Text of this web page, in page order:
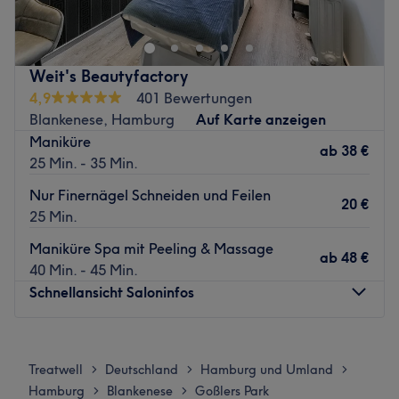
buche deinen Termin direkt und unkompliziert über die
Treatwell-App mit sofortiger Buchungsbestätigung.
Nächste öffentliche Verkehrsmittel:
Nur wenige Meter entfernt, befindet sich der Bahnhof
"Iserbrook" in Hamburg.
Das Team:
ausgebildeten Nageldesignern. Mit ihrer freundlichen
und zuvorkommenden Art machen sie es dir leicht, dich
direkt wohl zu fühlen. Neben Deutsch kannst du auch
Englisch und Vietnamesisch mit ihnen sprechen.
Was uns an dem Salon gefällt:
Extras: Gut zu erreichen, Haustiere erlaubt, kostenlose
Getränke zu deiner Behandlung.
Weit's Beautyfactory
4,9
401 Bewertungen
Blankenese, Hamburg
Auf Karte anzeigen
Maniküre
25 Min. - 35 Min.
ab 38 €
Nur Finernägel Schneiden und Feilen
25 Min.
20 €
Maniküre Spa mit Peeling & Massage
40 Min. - 45 Min.
ab 48 €
Schnellansicht Saloninfos
Dienstag
08:00 –
16:00
Mittwoch
Treatwell > Deutschland > Hamburg und Umland >
Hamburg > Blankenese > Goßlers Park